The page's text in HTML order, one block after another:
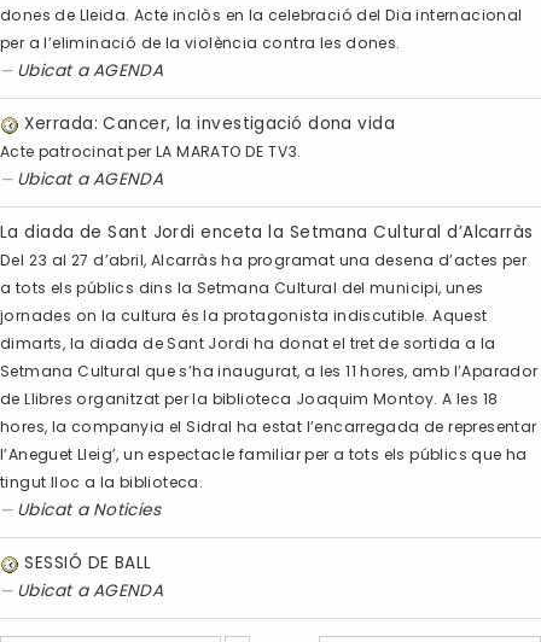
dones de Lleida. Acte inclòs en la celebració del Dia internacional
per a l’eliminació de la violència contra les dones.
Ubicat aAGENDA
Xerrada: Cancer, la investigació dona vida
Acte patrocinat per LA MARATO DE TV3.
Ubicat aAGENDA
La diada de Sant Jordi enceta la Setmana Cultural d’Alcarràs
Del 23 al 27 d’abril, Alcarràs ha programat una desena d’actes per
a tots els públics dins la Setmana Cultural del municipi, unes
jornades on la cultura és la protagonista indiscutible. Aquest
dimarts, la diada de Sant Jordi ha donat el tret de sortida a la
Setmana Cultural que s’ha inaugurat, a les 11 hores, amb l’Aparador
de Llibres organitzat per la biblioteca Joaquim Montoy. A les 18
hores, la companyia el Sidral ha estat l’encarregada de representar
l’Aneguet Lleig’, un espectacle familiar per a tots els públics que ha
tingut lloc a la biblioteca.
Ubicat a Noticies
SESSIÓ DE BALL
Ubicat aAGENDA